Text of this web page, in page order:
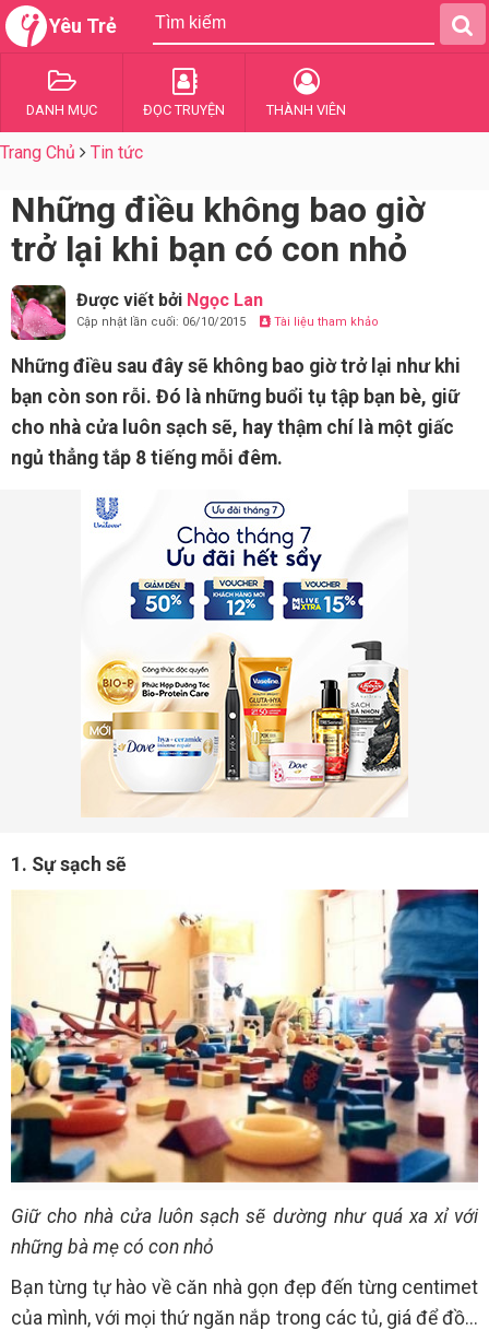
Yêu Trẻ
DANH MỤC ĐỌC TRUYỆN THÀNH VIÊN
Trang Chủ Tin tức
Những điều không bao giờ
trở lại khi bạn có con nhỏ
Được viết bởi Ngọc Lan
Cập nhật lần cuối: 06/10/2015 Tài liệu tham khảo
Những điều sau đây sẽ không bao giờ trở lại như khi
bạn còn son rỗi. Đó là những buổi tụ tập bạn bè, giữ
cho nhà cửa luôn sạch sẽ, hay thậm chí là một giấc
ngủ thẳng tắp 8 tiếng mỗi đêm.
1. Sự sạch sẽ
Giữ cho nhà cửa luôn sạch sẽ dường như quá xa xỉ với
những bà mẹ có con nhỏ
Bạn từng tự hào về căn nhà gọn đẹp đến từng centimet
của mình, với mọi thứ ngăn nắp trong các tủ, giá để đồ...